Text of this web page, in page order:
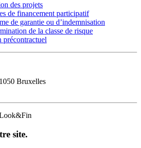
des projets
de financement participatif
de garantie ou d’indemnisation
de la classe de risque
Bruxelles
site.